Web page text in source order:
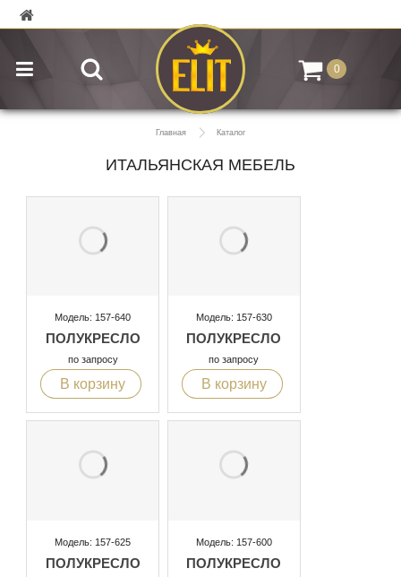
0
Главная Каталог
ИТАЛЬЯНСКАЯ МЕБЕЛЬ
Модель: 157-640
ПОЛУКРЕСЛО
по запросу
В корзину
Модель: 157-630
ПОЛУКРЕСЛО
по запросу
В корзину
Модель: 157-625
ПОЛУКРЕСЛО
Модель: 157-600
ПОЛУКРЕСЛО